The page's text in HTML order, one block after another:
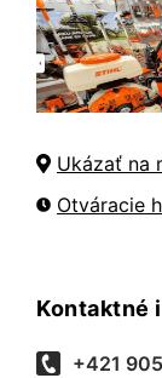
Ukázať na
Otváracie
Kontaktné
+421